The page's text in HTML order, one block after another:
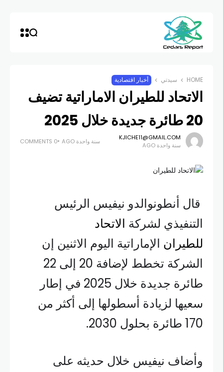
HOME سيدتي أخبار اقتصادية
الاتحاد للطيران الاماراتية تضيف
20 طائرة جديدة خلال 2025
KJICHE11@GMAIL.COM
سنة واحدة AGO
سنة واحدة AGO 0 COMMENTS
قال أنطونوالدو نيفيس الرئيس
التنفيذي لشركة الاتحاد
للطيران الإماراتية اليوم الاثنين إن
الشركة تخطط لإضافة 20 إلى 22
طائرة جديدة خلال 2025 في إطار
سعيها لزيادة أسطولها إلى أكثر من
170 طائرة بحلول 2030.
وأضاف نيفيس خلال حديثه على